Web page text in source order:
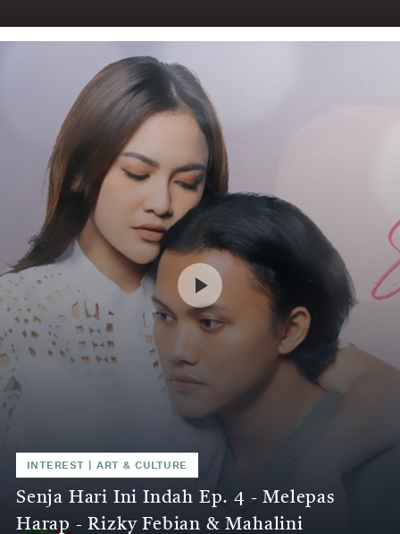
INTEREST |ART & CULTURE
Senja Hari Ini Indah Ep. 4 - Melepas
Harap - Rizky Febian & Mahalini